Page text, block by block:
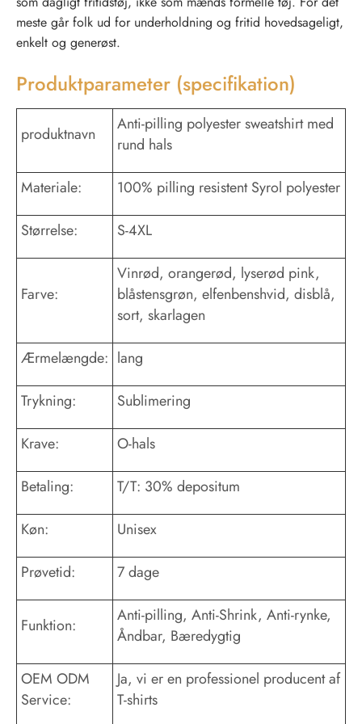
meste går folk ud for underholdning og fritid hovedsageligt,
enkelt og generøst.
Produktparameter (specifikation)
produktnavn
Anti-pilling polyester sweatshirt med
rund hals
Materiale: 100% pilling resistent Syrol polyester
Størrelse: S-4XL
Farve:
Vinrød, orangerød, lyserød pink,
blåstensgrøn, elfenbenshvid, disblå,
sort, skarlagen
Ærmelængde: lang
Trykning: Sublimering
Krave: O-hals
Betaling: T/T: 30% depositum
Køn: Unisex
Prøvetid: 7 dage
Funktion:
Anti-pilling, Anti-Shrink, Anti-rynke,
Åndbar, Bæredygtig
OEM ODM
Service:
Ja, vi er en professionel producent af
T-shirts